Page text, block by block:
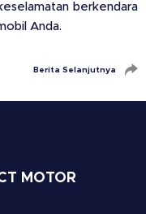
berkendara
Anda.
Berita Selanjutnya
MOTOR